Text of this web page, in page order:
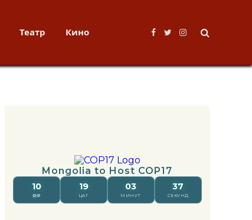
Театр Кино
Facebook
TwitterInstagram